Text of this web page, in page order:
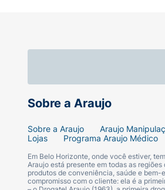
Sobre a Araujo
Sobre a Araujo Araujo
Lojas
Programa Araujo Médico
Em Belo Horizonte, onde você estiver,
Araujo está presente em todas as
produtos de conveniência, saúde e bem-
compromisso com o cliente: ela é a